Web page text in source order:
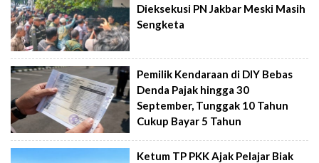
Dieksekusi PN Jakbar Meski Masih
Sengketa
Pemilik Kendaraan di DIY Bebas
Denda Pajak hingga 30
September, Tunggak 10 Tahun
Cukup Bayar 5 Tahun
Ketum TP PKK Ajak Pelajar Biak